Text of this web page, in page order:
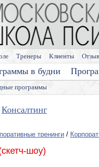
программы
в будни
Тренеры Клиенты
Консалтинг
тренинги /
шоу)